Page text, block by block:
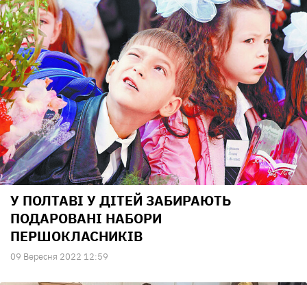
У ПОЛТАВІ У ДІТЕЙ ЗАБИРАЮТЬ
ПОДАРОВАНІ НАБОРИ
ПЕРШОКЛАСНИКІВ
09 Вересня 2022 12:59